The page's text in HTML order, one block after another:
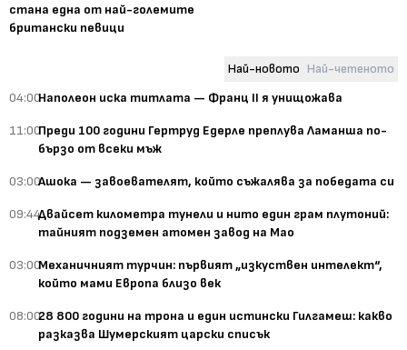
стана една от най-големите
британски певици
Най-новото Най-четеното
04:00Наполеон иска титлата — Франц II я унищожава
11:00Преди 100 години Гертруд Едерле преплува Ламанша по-
бързо от всеки мъж
03:00Ашока — завоевателят, който съжалява за победата си
09:44Двайсет километра тунели и нито един грам плутоний:
тайният подземен атомен завод на Мао
03:00Механичният турчин: първият „изкуствен интелект“,
който мами Европа близо век
08:0028 800 години на трона и един истински Гилгамеш: какво
разказва Шумерският царски списък